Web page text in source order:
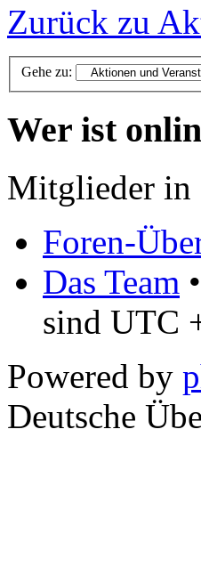
Zurück zu
Gehe zu:
Wer ist
Mitglieder in
Foren-
Das Team •
sind UTC
Powered by
Deutsche